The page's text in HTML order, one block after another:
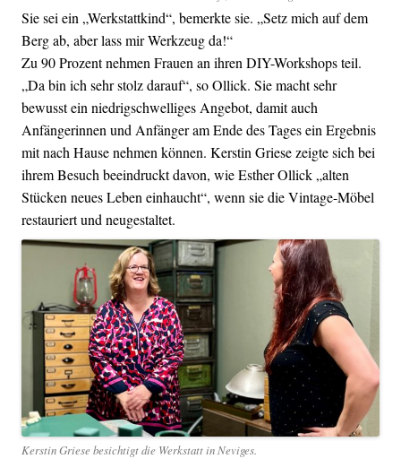
Sie sei ein „Werkstattkind“, bemerkte sie. „Setz mich auf dem
Berg ab, aber lass mir Werkzeug da!“
Zu 90 Prozent nehmen Frauen an ihren DIY-Workshops teil.
„Da bin ich sehr stolz darauf“, so Ollick. Sie macht sehr
bewusst ein niedrigschwelliges Angebot, damit auch
Anfängerinnen und Anfänger am Ende des Tages ein Ergebnis
mit nach Hause nehmen können. Kerstin Griese zeigte sich bei
ihrem Besuch beeindruckt davon, wie Esther Ollick „alten
Stücken neues Leben einhaucht“, wenn sie die Vintage-Möbel
restauriert und neugestaltet.
Kerstin Griese besichtigt die Werkstatt in Neviges.